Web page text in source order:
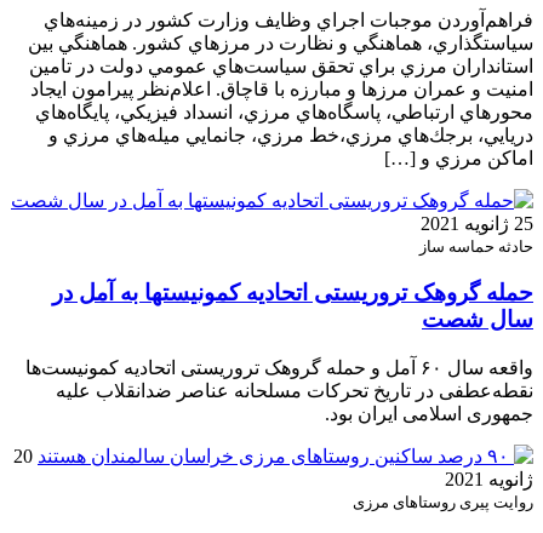
فراهم‌آوردن موجبات اجراي وظايف وزارت كشور در زمينه‌هاي
سياستگذاري، ‌هماهنگي و نظارت در مرزهاي كشور. هماهنگي بين
استانداران مرزي براي تحقق سياست‌هاي عمومي دولت در تامين
امنيت و عمران مرزها و مبارزه با قاچاق. اعلام‌نظر پيرامون ايجاد
محورهاي ارتباطي، پاسگاه‌هاي مرزي، انسداد فيزيكي، پايگاه‌هاي
دريايي، برجك‌هاي مرزي،خط مرزي، جانمايي ميله‌هاي مرزي و
اماكن مرزي و […]
25 ژانویه 2021
حادثه حماسه‌ ساز
حمله گروهک تروریستی اتحادیه کمونیستها به آمل در
سال شصت
واقعه سال ۶۰ آمل و حمله گروهک تروریستی اتحادیه کمونیست‌ها
نقطه‌عطفی در تاریخ تحرکات مسلحانه عناصر ضدانقلاب علیه
جمهوری اسلامی ایران بود.
20
ژانویه 2021
روایت پیری روستاهای مرزی